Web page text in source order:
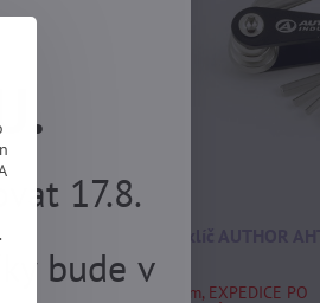
3,25 mm
skladem, EXPEDICE PO
17.8.
bude v